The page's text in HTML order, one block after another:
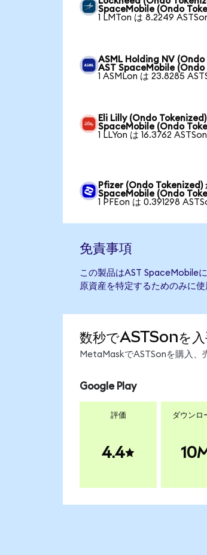
SpaceMobile (Ondo
1 LMTon は 8.2249
ASML Holding NV (Ondo
AST SpaceMobile (Ondo
1 ASMLon は 23.8285
Eli Lilly (Ondo
SpaceMobile (Ondo
1 LLYon は 16.3762
Pfizer (Ondo Tokenized)
SpaceMobile (Ondo
1 PFEon は 0.391298
免責事項
この製品はAST SpaceMobile
原資産を特定するためのみに使
数秒でASTSonを
MetaMaskでASTSonを購入、
Google Play
評価
4.4
ダウンロ